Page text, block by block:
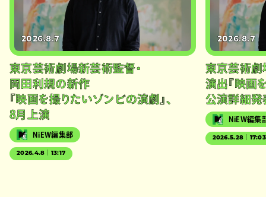
2026.8.7
東京芸術劇場新芸術監督・
岡田利規の新作
『映画を撮りたいゾンビの演劇』、
8月上演
NiEW編集部
2026.4.8｜13:17
2026.8.7
東京芸術劇
演出『映画
公演詳細発
NiEW編集
2026.5.28｜17:03